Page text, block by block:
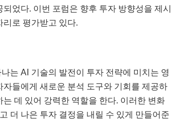
었다. 이번 포럼은 향후 투자 방향성을 제시
로 평가받고 있다.
는 AI 기술의 발전이 투자 전략에 미치는 영
들에게 새로운 분석 도구와 기회를 제공하
데 있어 강력한 역할을 한다. 이러한 변화
더 나은 투자 결정을 내릴 수 있게 만들어준